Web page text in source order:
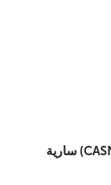
نسخة من شهادة أداء المستحقات (CASNOS) سارية